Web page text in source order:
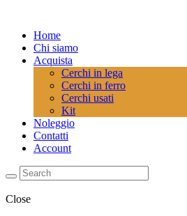
Home
Chi siamo
Acquista
Cerchi in lega
Cerchi in ferro
Cerchi usati
Kit
Noleggio
Contatti
Account
Close